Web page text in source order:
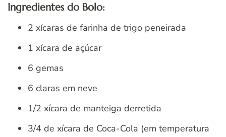
Ingredientes do Bolo:
2 xícaras de farinha de trigo peneirada
1 xícara de açúcar
6 gemas
6 claras em neve
1/2 xícara de manteiga derretida
3/4 de xícara de Coca-Cola (em temperatura